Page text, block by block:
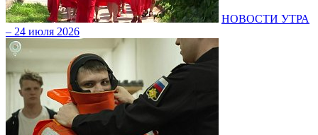
НОВОСТИ УТРА
– 24 июля 2026